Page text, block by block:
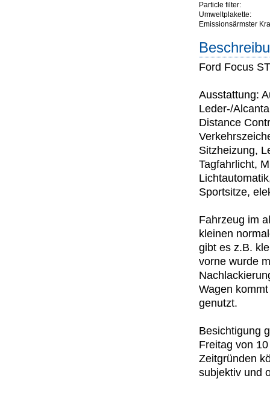
Particle filter:
Umweltplakette:
Emissionsärmster
Ford Focus
Ausstattung:
Leder-/
Distance
Sitzheizung,
Tagfahrlicht,
Sportsitze,
Fahrzeug im
kleinen
gibt es z.B.
vorne wurde
Wagen
genutzt.
Besichtigung
Freitag von
Zeitgründen
subjektiv und